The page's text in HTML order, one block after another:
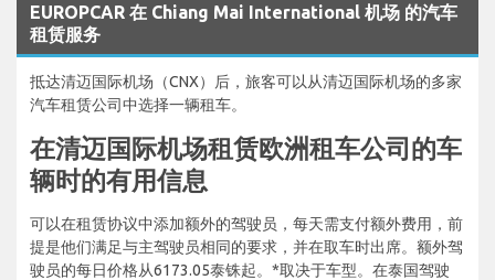
EUROPCAR 在 Chiang Mai International 机场 的汽车
租赁服务
抵达清迈国际机场（CNX）后，旅客可以从清迈国际机场的多家
汽车租赁公司中选择一辆租车。
在清迈国际机场租赁欧洲租车公司的车
辆时的有用信息
可以在租赁协议中添加额外的驾驶员，每天需支付额外费用，前
提是他们满足与主驾驶员相同的要求，并在取车时出席。额外驾
驶员的每日价格从6173.05泰铢起。*取决于车型。在泰国驾驶